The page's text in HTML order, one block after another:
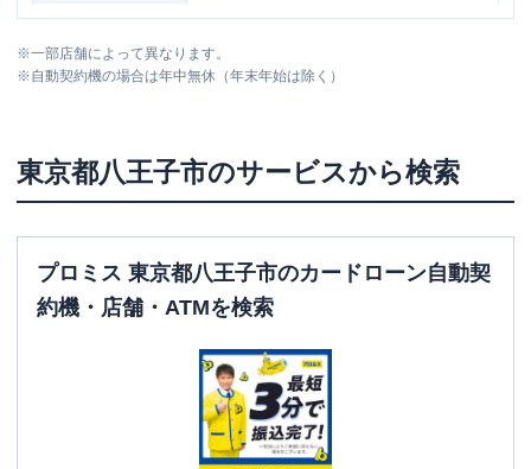
住所
ビル3階
※一部店舗によって異なります。
※自動契約機の場合は年中無休（年末年始は除く）
東京都八王子市のサービスから検索
プロミス 東京都八王子市のカードローン自動契
約機・店舗・ATMを検索